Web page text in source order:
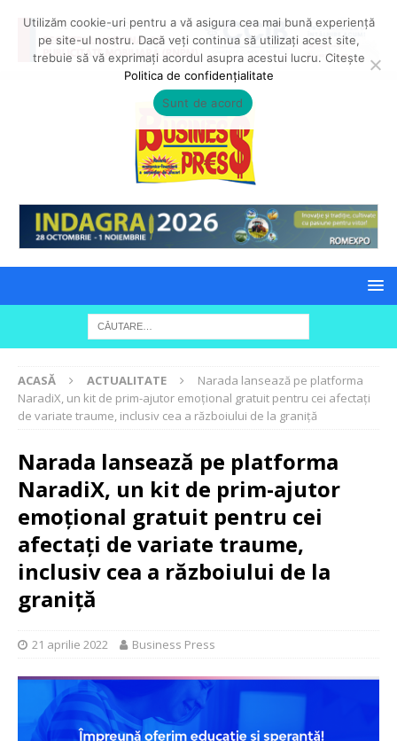
ACASĂ ACTUALITATE
Narada lansează pe platforma
NaradiX, un kit de prim-ajutor emoțional gratuit pentru cei afectați
de variate traume, inclusiv cea a războiului de la graniță
Narada lansează pe platforma
NaradiX, un kit de prim-ajutor
emoțional gratuit pentru cei
afectați de variate traume,
inclusiv cea a războiului de la
graniță
21 aprilie 2022 Business Press
Utilizăm cookie-uri pentru a vă asigura cea mai bună experiență
pe site-ul nostru. Dacă veți continua să utilizați acest site,
trebuie să vă exprimați acordul asupra acestui lucru. Citește
Politica de confidențialitate
Sunt de acord